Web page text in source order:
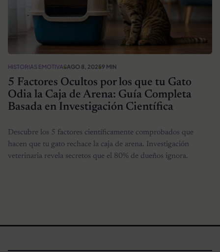
HISTORIAS EMOTIVASAGO 8, 20259 MIN
5 Factores Ocultos por los que tu Gato
Odia la Caja de Arena: Guía Completa
Basada en Investigación Científica
Descubre los 5 factores científicamente comprobados que
hacen que tu gato rechace la caja de arena. Investigación
veterinaria revela secretos que el 80% de dueños ignora.